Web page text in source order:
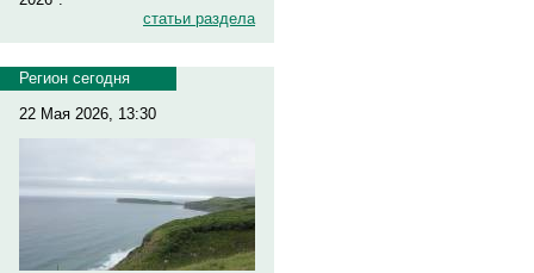
статьи раздела
Регион сегодня
22 Мая 2026, 13:30